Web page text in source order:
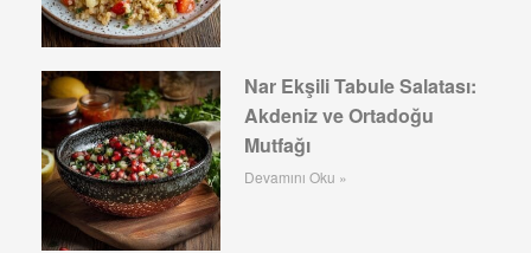
Nar Ekşili Tabule Salatası:
Akdeniz ve Ortadoğu
Mutfağı
Devamını Oku »